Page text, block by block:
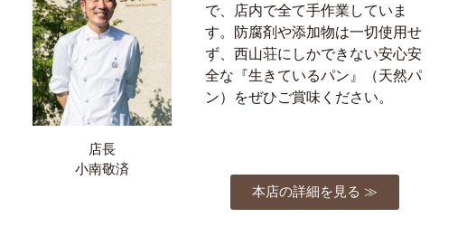
店長
小南敬済
で、店内で全て手作業していま
す。防腐剤や添加物は一切使用せ
ず、西山荘にしかできない安心安
全な『生きているパン』（天然パ
ン）をぜひご賞味ください。
本店の詳細を見る ≫